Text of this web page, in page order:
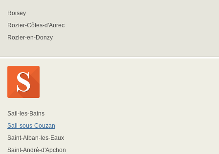
Roisey
Rozier-Côtes-d'Aurec
Rozier-en-Donzy
Sail-les-Bains
Sail-sous-Couzan
Saint-Alban-les-Eaux
Saint-André-d'Apchon